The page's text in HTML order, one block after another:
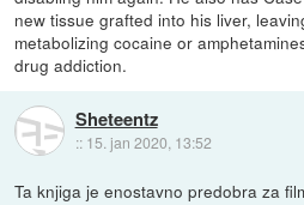
new tissue grafted into his liver,
metabolizing cocaine or
drug addiction.
Sheteentz
:: 15. jan 2020, 13:52
Ta knjiga je enostavno predobra za